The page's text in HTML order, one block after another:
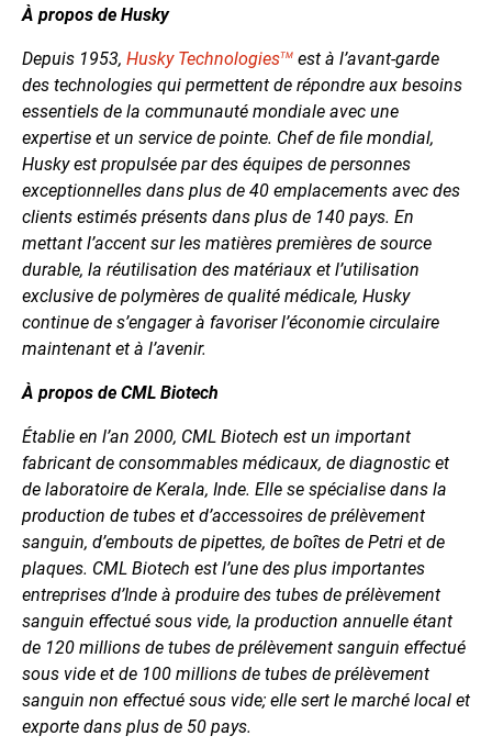
À propos de Husky
Depuis 1953, Husky TechnologiesTM est à l’avant-garde
des technologies qui permettent de répondre aux besoins
essentiels de la communauté mondiale avec une
expertise et un service de pointe. Chef de file mondial,
Husky est propulsée par des équipes de personnes
exceptionnelles dans plus de 40 emplacements avec des
clients estimés présents dans plus de 140 pays. En
mettant l’accent sur les matières premières de source
durable, la réutilisation des matériaux et l’utilisation
exclusive de polymères de qualité médicale, Husky
continue de s’engager à favoriser l’économie circulaire
maintenant et à l’avenir.
À propos de CML Biotech
Établie en l’an 2000, CML Biotech est un important
fabricant de consommables médicaux, de diagnostic et
de laboratoire de Kerala, Inde. Elle se spécialise dans la
production de tubes et d’accessoires de prélèvement
sanguin, d’embouts de pipettes, de boîtes de Petri et de
plaques. CML Biotech est l’une des plus importantes
entreprises d’Inde à produire des tubes de prélèvement
sanguin effectué sous vide, la production annuelle étant
de 120 millions de tubes de prélèvement sanguin effectué
sous vide et de 100 millions de tubes de prélèvement
sanguin non effectué sous vide; elle sert le marché local et
exporte dans plus de 50 pays.